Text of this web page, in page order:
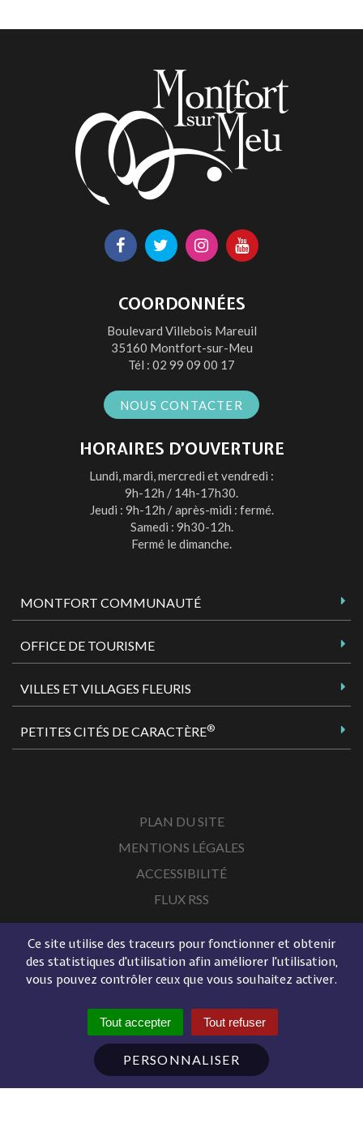
Ce site utilise des traceurs pour fonctionner et obtenir
des statistiques d'utilisation afin améliorer l'utilisation,
vous pouvez contrôler ceux que vous souhaitez activer.
Tout accepter Tout refuser
PERSONNALISER
Lien
le
compte
Facebook
Lien
le
compte
Twitter
Lien
le
compte
Instagram
Lien
la
chaîne
Youtube
COORDONNÉES
Boulevard Villebois Mareuil
35160 Montfort-sur-Meu
Tél : 02 99 09 00 17
NOUS CONTACTER
HORAIRES D’OUVERTURE
Lundi, mardi, mercredi et vendredi :
9h-12h / 14h-17h30.
Jeudi : 9h-12h / après-midi : fermé.
Samedi : 9h30-12h.
Fermé le dimanche.
MONTFORT COMMUNAUTÉ
OFFICE DE TOURISME
VILLES ET VILLAGES FLEURIS
PETITES CITÉS DE CARACTÈRE®
PLAN DU SITE
MENTIONS LÉGALES
ACCESSIBILITÉ
FLUX RSS